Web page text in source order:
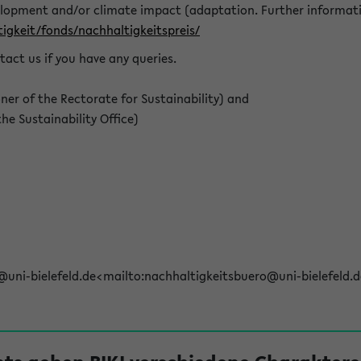
and/or climate impact (adaptation. Further
fonds/nachhaltigkeitspreis/
us if you have any queries.
of the Rectorate for Sustainability) and
Sustainability Office)
bielefeld.de<mailto:nachhaltigkeitsbuero@uni-